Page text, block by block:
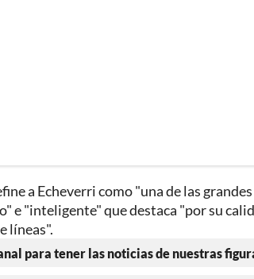
a Echeverri como "una de las
e "inteligente" que destaca "por su
líneas".
para tener las noticias de nuestras